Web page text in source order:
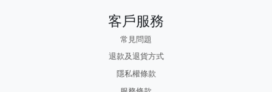
客戶服務
常見問題
退款及退貨方式
隱私權條款